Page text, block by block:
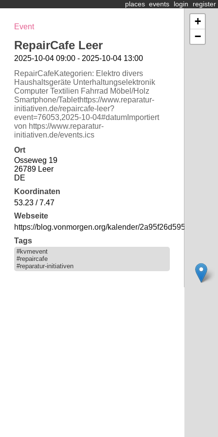
places events login register
Event
RepairCafe Leer
2025-10-04 09:00 - 2025-10-04 13:00
RepairCafeKategorien: Elektro divers
Haushaltsgeräte Unterhaltungselektronik
Computer Textilien Fahrrad Möbel/Holz
Smartphone/Tablethttps://www.reparatur-
initiativen.de/repaircafe-leer?
event=76053,2025-10-04#datumImportiert
von https://www.reparatur-
initiativen.de/events.ics
Ort
Osseweg 19
26789 Leer
DE
Koordinaten
53.23 / 7.47
Webseite
https://blog.vonmorgen.org/kalender/
Tags
#kvmevent
#repaircafe
#reparatur-initiativen
+
−